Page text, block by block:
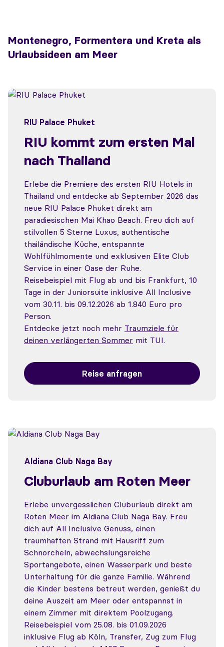
Montenegro, Formentera und Kreta als
Urlaubsideen am Meer
RIU Palace Phuket
RIU kommt zum ersten Mal
nach Thailand
Erlebe die Premiere des ersten RIU Hotels in
Thailand und entdecke ab September 2026 das
neue RIU Palace Phuket direkt am
paradiesischen Mai Khao Beach. Freu dich auf
stilvollen 5 Sterne Luxus, authentische
thailändische Küche, entspannte
Wohlfühlmomente und exklusiven Elite Club
Service in einer Oase der Ruhe.
Reisebeispiel mit Flug ab und bis Frankfurt, 10
Tage in der Juniorsuite inklusive All Inclusive
vom 30.11. bis 09.12.2026 ab 1.840 Euro pro
Person.
Entdecke jetzt noch mehr Traumziele für
deinen verlängerten Sommer mit TUI.
Reise anfragen
Aldiana Club Naga Bay
Cluburlaub am Roten Meer
Erlebe unvergesslichen Cluburlaub direkt am
Roten Meer im Aldiana Club Naga Bay. Freu
dich auf All Inclusive Genuss, einen
traumhaften Strand mit Hausriff zum
Schnorcheln, abwechslungsreiche
Sportangebote, einen Wasserpark und beste
Unterhaltung für die ganze Familie. Während
die Kinder bestens betreut werden, genießt du
deine Auszeit am Meer oder entspannst in
einem Zimmer mit direktem Poolzugang.
Reisebeispiel vom 25.08. bis 01.09.2026
inklusive Flug ab Köln, Transfer, Zug zum Flug